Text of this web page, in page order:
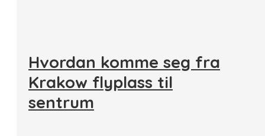
Hvordan komme seg fra
Krakow flyplass til
sentrum